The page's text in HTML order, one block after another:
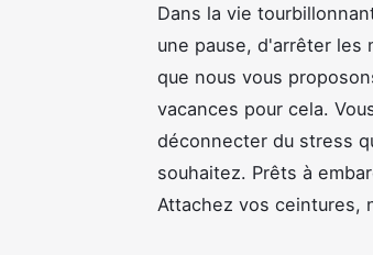
Dans la vie
une pause, d'arrêter les
que nous vous
vacances pour cela.
déconnecter du stress
souhaitez. Prêts à
Attachez vos ceintures,